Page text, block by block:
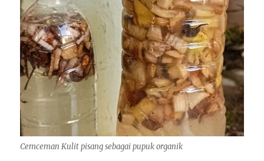
Cemceman Kulit pisang sebagai pupuk organik